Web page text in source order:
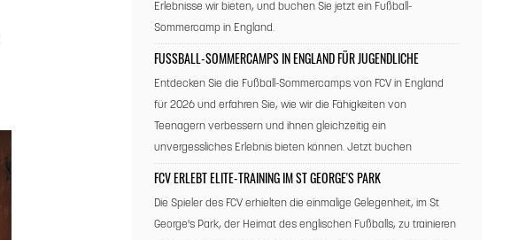
Erlebnisse wir bieten, und buchen Sie jetzt ein Fußball-
Sommercamp in England.
FUSSBALL-SOMMERCAMPS IN ENGLAND FÜR JUGENDLICHE
Entdecken Sie die Fußball-Sommercamps von FCV in England
für 2026 und erfahren Sie, wie wir die Fähigkeiten von
Teenagern verbessern und ihnen gleichzeitig ein
unvergessliches Erlebnis bieten können. Jetzt buchen
FCV ERLEBT ELITE-TRAINING IM ST GEORGE'S PARK
Die Spieler des FCV erhielten die einmalige Gelegenheit, im St
George's Park, der Heimat des englischen Fußballs, zu trainieren